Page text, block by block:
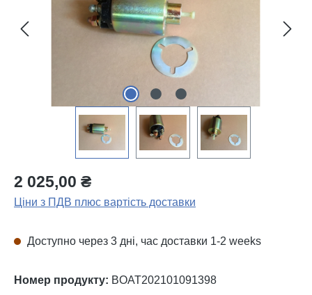
2 025,00 ₴
Ціни з ПДВ плюс вартість доставки
Доступно через 3 дні, час доставки 1-2 weeks
Номер продукту: BOAT202101091398